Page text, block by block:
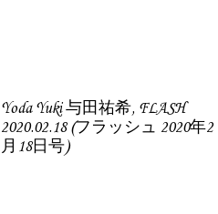
Yoda Yuki 与田祐希, FLASH
2020.02.18 (フラッシュ 2020年2
月18日号)